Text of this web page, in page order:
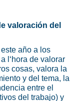
valoración del
año a los
l‘hora de valorar
cosas, valora la
y del tema, la
entre el
del trabajo) y